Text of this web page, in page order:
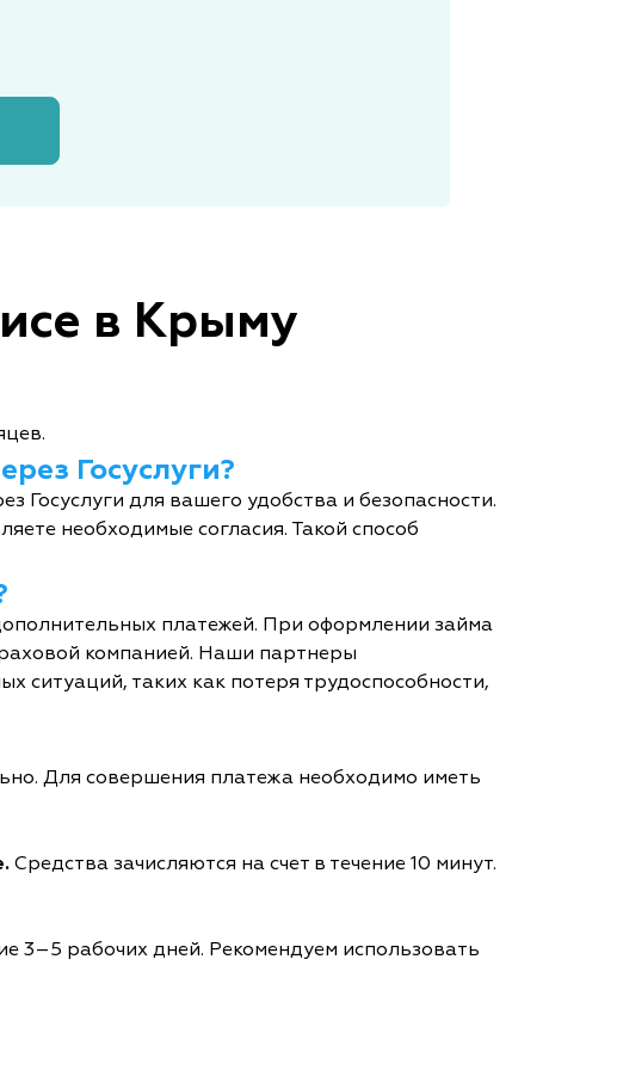
в Крыму
Госуслуги?
для вашего удобства и безопасности.
необходимые согласия. Такой способ
платежей. При оформлении займа
компанией. Наши партнеры
ситуаций, таких как потеря трудоспособности,
Для совершения платежа необходимо иметь
Средства зачисляются на счет в течение 10 минут.
3–5 рабочих дней. Рекомендуем использовать